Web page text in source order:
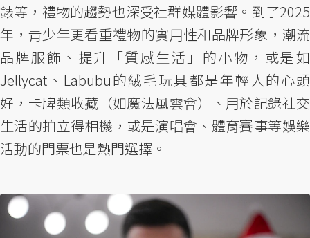
錶等，禮物的趨勢也深受社群媒體影響。到了2025
年，青少年更看重禮物的實用性和品牌形象，潮流
品牌服飾、提升「質感生活」的小物，或是如
Jellycat、Labubu的絨毛玩具都是年輕人的心頭
好，卡牌類收藏（如魔法風雲會）、用於記錄社交
生活的拍立得相機，或是演唱會、體育賽事等娛樂
活動的門票也是熱門選擇。